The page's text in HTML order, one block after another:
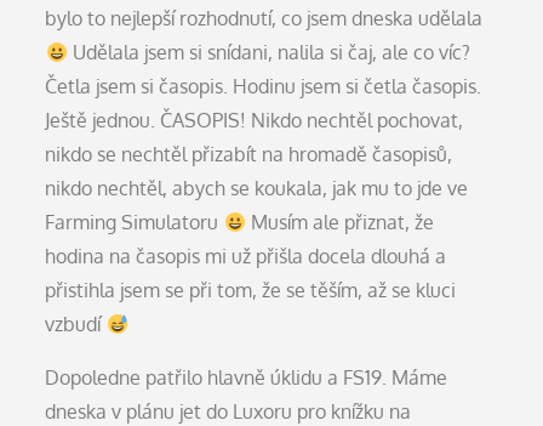
bylo to nejlepší rozhodnutí, co jsem dneska udělala
Udělala jsem si snídani, nalila si čaj, ale co víc?
Četla jsem si časopis. Hodinu jsem si četla časopis.
Ještě jednou. ČASOPIS! Nikdo nechtěl pochovat,
nikdo se nechtěl přizabít na hromadě časopisů,
nikdo nechtěl, abych se koukala, jak mu to jde ve
Farming Simulatoru
Musím ale přiznat, že
hodina na časopis mi už přišla docela dlouhá a
přistihla jsem se při tom, že se těším, až se kluci
vzbudí
Dopoledne patřilo hlavně úklidu a FS19. Máme
dneska v plánu jet do Luxoru pro knížku na